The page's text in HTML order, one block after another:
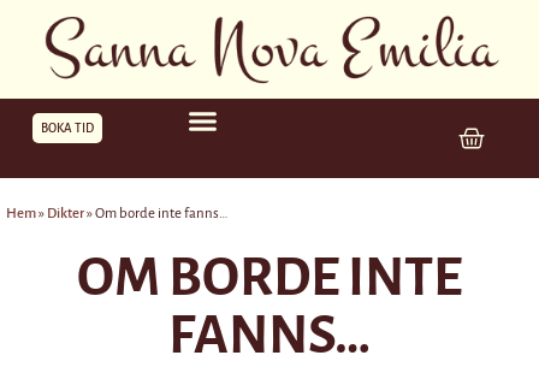
BOKA TID
Hem» Dikter»Om borde inte fanns…
OM BORDE INTE
FANNS…